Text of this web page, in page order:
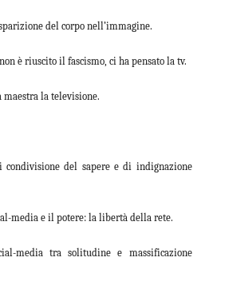
del corpo nell’immagine.
è riuscito il fascismo, ci ha pensato la tv.
maestra la televisione.
condivisione del sapere e di indignazione
media e il potere: la libertà della rete.
media tra solitudine e massificazione